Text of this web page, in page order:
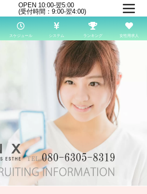
OPEN 10:00-翌5:00
(受付時間：9:00-翌4:00)
スケジュール システム ランキング 女性用求人